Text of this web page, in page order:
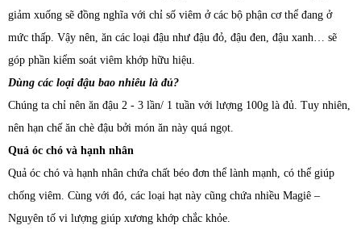
giảm xuống sẽ đồng nghĩa với chỉ số viêm ở các bộ phận cơ thể đang ở
mức thấp. Vậy nên, ăn các loại đậu như đậu đỏ, đậu đen, đậu xanh… sẽ
góp phần kiểm soát viêm khớp hữu hiệu.
Dùng các loại đậu bao nhiêu là đủ?
Chúng ta chỉ nên ăn đậu 2 - 3 lần/ 1 tuần với lượng 100g là đủ. Tuy nhiên,
nên hạn chế ăn chè đậu bởi món ăn này quá ngọt.
Quả óc chó và hạnh nhân
Quả óc chó và hạnh nhân chứa chất béo đơn thể lành mạnh, có thể giúp
chống viêm. Cùng với đó, các loại hạt này cũng chứa nhiều Magiê –
Nguyên tố vi lượng giúp xương khớp chắc khỏe.